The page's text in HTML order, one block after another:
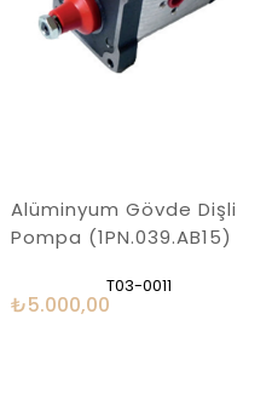
Alüminyum Gövde Dişli
Pompa (1PN.039.AB15)
T03-0011
₺5.000,00